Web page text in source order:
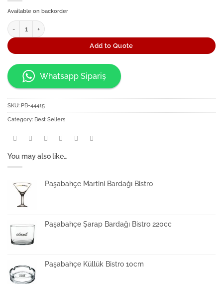
Available on backorder
Paşabahçe Ayaklı Bardak Bistro quantity
Add to Quote
Whatsapp Sipariş
SKU: PB-44415
Category: Best Sellers
You may also like…
Paşabahçe Martini Bardağı Bistro
Paşabahçe Şarap Bardağı Bistro 220cc
Paşabahçe Küllük Bistro 10cm